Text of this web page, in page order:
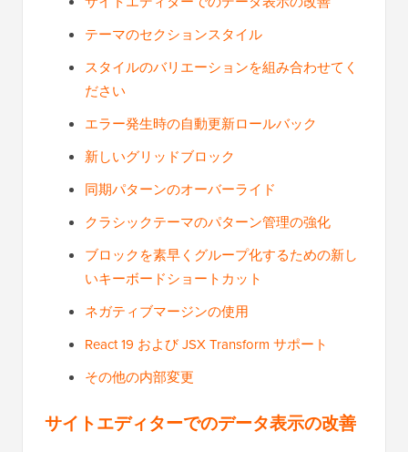
テーマのセクションスタイル
スタイルのバリエーションを組み合わせてく
ださい
エラー発生時の自動更新ロールバック
新しいグリッドブロック
同期パターンのオーバーライド
クラシックテーマのパターン管理の強化
ブロックを素早くグループ化するための新し
いキーボードショートカット
ネガティブマージンの使用
React 19 および JSX Transform サポート
その他の内部変更
サイトエディターでのデータ表示の改善